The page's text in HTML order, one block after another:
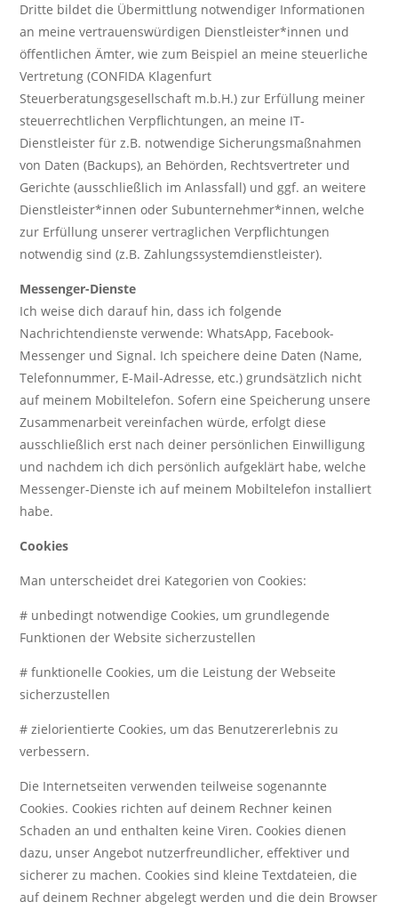
Dritte bildet die Übermittlung notwendiger Informationen
an meine vertrauenswürdigen Dienstleister*innen und
öffentlichen Ämter, wie zum Beispiel an meine steuerliche
Vertretung (CONFIDA Klagenfurt
Steuerberatungsgesellschaft m.b.H.) zur Erfüllung meiner
steuerrechtlichen Verpflichtungen, an meine IT-
Dienstleister für z.B. notwendige Sicherungsmaßnahmen
von Daten (Backups), an Behörden, Rechtsvertreter und
Gerichte (ausschließlich im Anlassfall) und ggf. an weitere
Dienstleister*innen oder Subunternehmer*innen, welche
zur Erfüllung unserer vertraglichen Verpflichtungen
notwendig sind (z.B. Zahlungssystemdienstleister).
Messenger-Dienste
Ich weise dich darauf hin, dass ich folgende
Nachrichtendienste verwende: WhatsApp, Facebook-
Messenger und Signal. Ich speichere deine Daten (Name,
Telefonnummer, E-Mail-Adresse, etc.) grundsätzlich nicht
auf meinem Mobiltelefon. Sofern eine Speicherung unsere
Zusammenarbeit vereinfachen würde, erfolgt diese
ausschließlich erst nach deiner persönlichen Einwilligung
und nachdem ich dich persönlich aufgeklärt habe, welche
Messenger-Dienste ich auf meinem Mobiltelefon installiert
habe.
Cookies
Man unterscheidet drei Kategorien von Cookies:
# unbedingt notwendige Cookies, um grundlegende
Funktionen der Website sicherzustellen
# funktionelle Cookies, um die Leistung der Webseite
sicherzustellen
# zielorientierte Cookies, um das Benutzererlebnis zu
verbessern.
Die Internetseiten verwenden teilweise sogenannte
Cookies. Cookies richten auf deinem Rechner keinen
Schaden an und enthalten keine Viren. Cookies dienen
dazu, unser Angebot nutzerfreundlicher, effektiver und
sicherer zu machen. Cookies sind kleine Textdateien, die
auf deinem Rechner abgelegt werden und die dein Browser